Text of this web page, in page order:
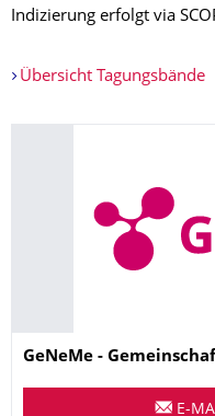
Indizierung erfolgt via
Übersicht Tagungsbände
Name
GeNeMe -
E-